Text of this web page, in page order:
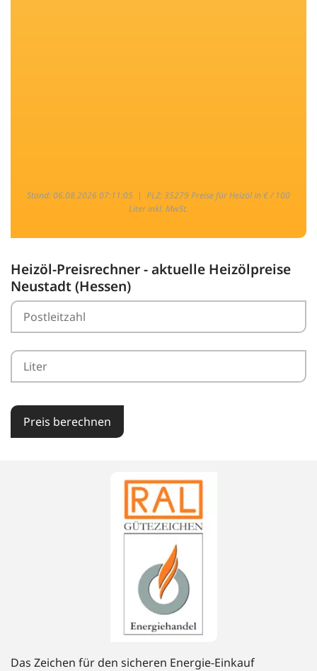
Stand: 06.08.2026 07:11:05 | PLZ: 35279 Preise für Heizöl in € / 100
Liter inkl. MwSt.
Heizöl-Preisrechner - aktuelle Heizölpreise
Neustadt (Hessen)
Preis berechnen
Das Zeichen für den sicheren Energie-Einkauf